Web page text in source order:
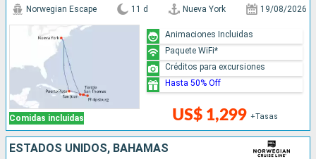
Comidas incluidas
Norwegian Escape 11 d Nueva York 19/08/2026
US$ 1,299 +Tasas
Animaciones Incluidas
Paquete WiFi*
Créditos para excursiones
Hasta 50% Off
ESTADOS UNIDOS, BAHAMAS